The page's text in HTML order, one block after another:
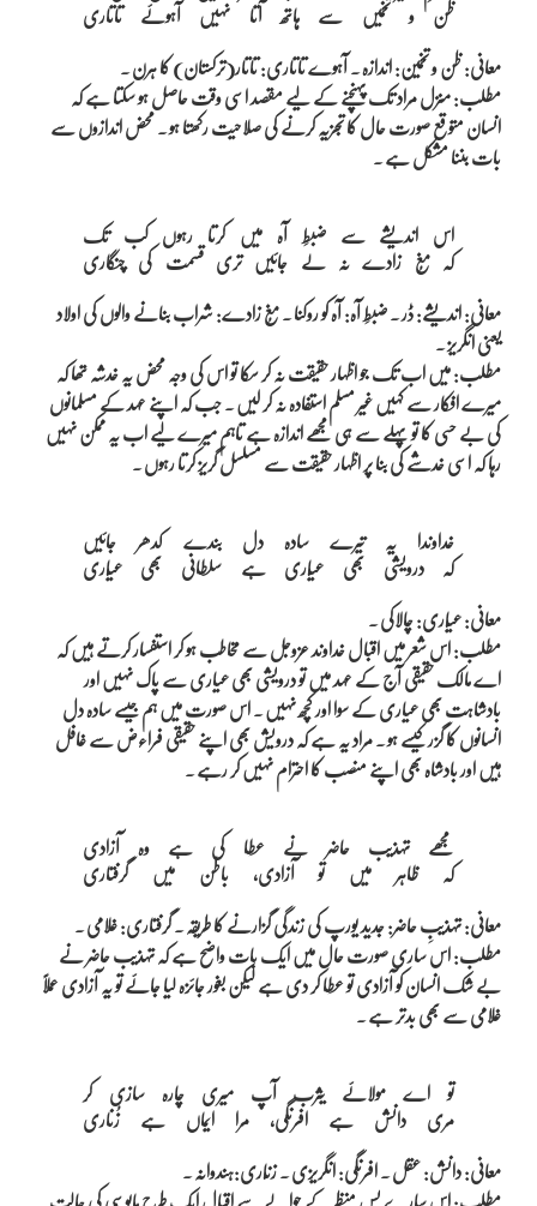
ظن و تخمیں سے ہاتھ آتا نہیں آہوئے تاتاری
معانی: ظن و تخمین: اندازہ ۔ آہوے تاتاری: تاتار(ترکستان) کا ہرن ۔
مطلب: منزل مراد تک پہنچنے کے لیے مقصد اسی وقت حاصل ہو سکتا ہے کہ
انسان متوقع صورت حال کا تجزیہ کرنے کی صلاحیت رکھتا ہو ۔ محض اندازوں سے
بات بننا مشکل ہے ۔
اس اندیشے سے ضبطِ آہ میں کرتا رہوں کب تک
کہ مُغ زادے نہ لے جائیں تری قسمت کی چنگاری
معانی: اندیشے: ڈر ۔ ضبطِ آہ: آہ کو روکنا ۔ مُغ زادے: شراب بنانے والوں کی اولاد
یعنی انگریز ۔
مطلب: میں اب تک جو اظہار حقیقت نہ کر سکا تو اس کی وجہ محض یہ خدشہ تھا کہ
میرے افکار سے کہیں غیر مسلم استفادہ نہ کر لیں ۔ جب کہ اپنے عہد کے مسلمانوں
کی بے حسی کا تو پہلے سے ہی مجھے اندازہ ہے تاہم میرے لیے اب یہ ممکن نہیں
رہا کہ اسی خدشے کی بنا پر اظہار حقیقت سے مسلسل گریز کرتا رہوں ۔
خداوندا یہ تیرے سادہ دل بندے کدھر جائیں
کہ درویشی بھی عیّاری ہے سلطانی بھی عیّاری
معانی: عیّاری: چالاکی ۔
مطلب: اس شعر میں اقبال خداوند عزوجل سے مخاطب ہو کر استفسار کرتے ہیں کہ
اے مالک حقیقی آج کے عہد میں تو درویشی بھی عیاری سے پاک نہیں اور
بادشاہت بھی عیاری کے سوا اور کچھ نہیں ۔ اس صورت میں ہم جیسے سادہ دل
انسانوں کا گزر کیسے ہو ۔ مراد یہ ہے کہ درویش بھی اپنے حقیقی فراءض سے غافل
ہیں اور بادشاہ بھی اپنے منصب کا احترام نہیں کر رہے ۔
مجھے تہذیب حاضر نے عطا کی ہے وہ آزادی
کہ ظاہر میں تو آزادی، باطن میں گرفتاری
معانی: تہذیبِ حاضر: جدید یورپ کی زندگی گزارنے کا طریقہ ۔ گرفتاری: غلامی ۔
مطلب: اس ساری صورت حال میں ایک بات واضح ہے کہ تہذیب حاضر نے
بے شک انسان کو آزادی تو عطا کر دی ہے لیکن بغور جائزہ لیا جائے تو یہ آزادی عملاً
غلامی سے بھی بدتر ہے ۔
تو اے مولائے یثرب آپ میری چارہ سازی کر
معانی: دانش: عقل ۔ افرنگی: انگریزی ۔ زنّاری:ہندوانہ ۔